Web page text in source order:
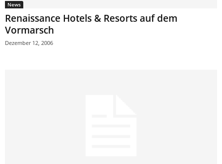
News
Renaissance Hotels & Resorts auf dem
Vormarsch
Dezember 12, 2006